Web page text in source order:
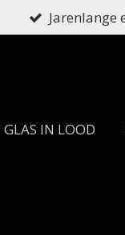
Jarenlange
GLAS IN LOOD